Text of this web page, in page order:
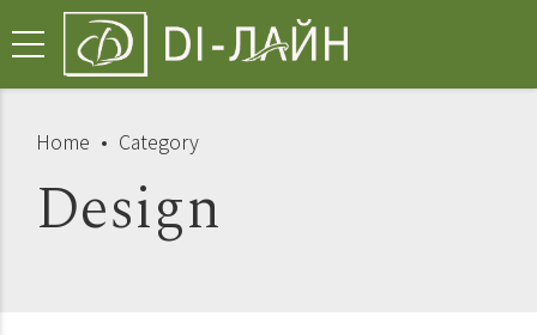
Home Category
Design